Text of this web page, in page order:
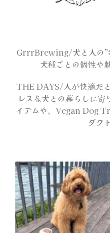
オフィ
アンケー
サン
メ
ビジ
GrrrBrewing/犬と人の”
犬種ごとの個性や
THE DAYS/人が快適だ
レスな犬との暮らしに
イテムや、Vegan Dog
ダク